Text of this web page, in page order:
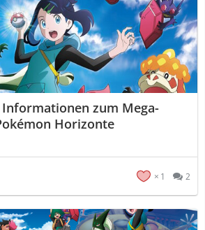
Informationen zum Mega-
Horizonte
1 2